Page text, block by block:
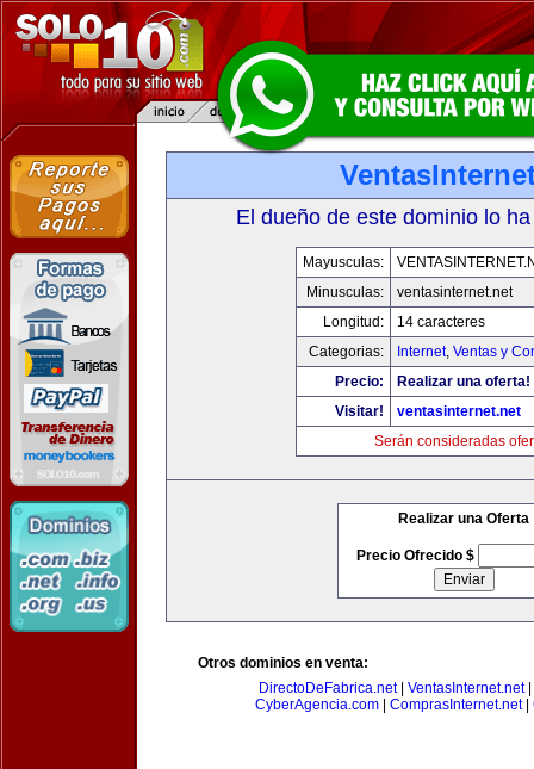
El dueño de este dominio lo
Mayusculas:
Minusculas:
ventasinternet.net
Longitud:
14 caracteres
Categorias:
Internet, Ventas y
Precio:
Realizar una oferta!
Visitar!
ventasinternet.net
Serán consideradas
Realizar una Oferta
Precio Ofrecido $
Otros dominios en venta:
DirectoDeFabrica.net| VentasInternet.net|
CyberAgencia.com| ComprasInternet.net|